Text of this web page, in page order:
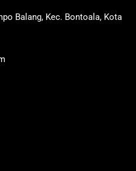
Balang, Kec. Bontoala, Kota